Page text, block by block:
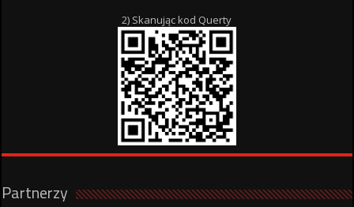
2) Skanując kod Querty
Partnerzy